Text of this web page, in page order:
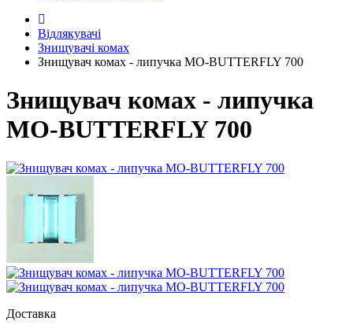
Відлякувачі
Знищувачі комах
Знищувач комах - липучка MO-BUTTERFLY 700
Знищувач комах - липучка
MO-BUTTERFLY 700
Доставка